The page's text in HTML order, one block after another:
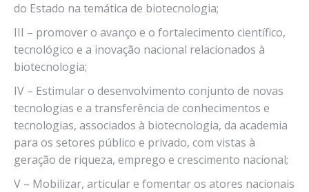
do Estado na temática de biotecnologia;
III – promover o avanço e o fortalecimento científico,
tecnológico e a inovação nacional relacionados à
biotecnologia;
IV – Estimular o desenvolvimento conjunto de novas
tecnologias e a transferência de conhecimentos e
tecnologias, associados à biotecnologia, da academia
para os setores público e privado, com vistas à
geração de riqueza, emprego e crescimento nacional;
V – Mobilizar, articular e fomentar os atores nacionais